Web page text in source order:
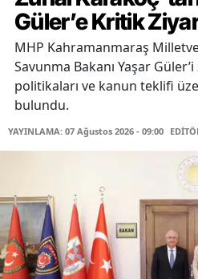
Güler’e Kritik
MHP Kahramanmaraş
Savunma Bakanı Yaşar
politikaları ve kanun teklifi
bulundu.
YAYINLAMA: 07 Ağustos 2026 - 09:00